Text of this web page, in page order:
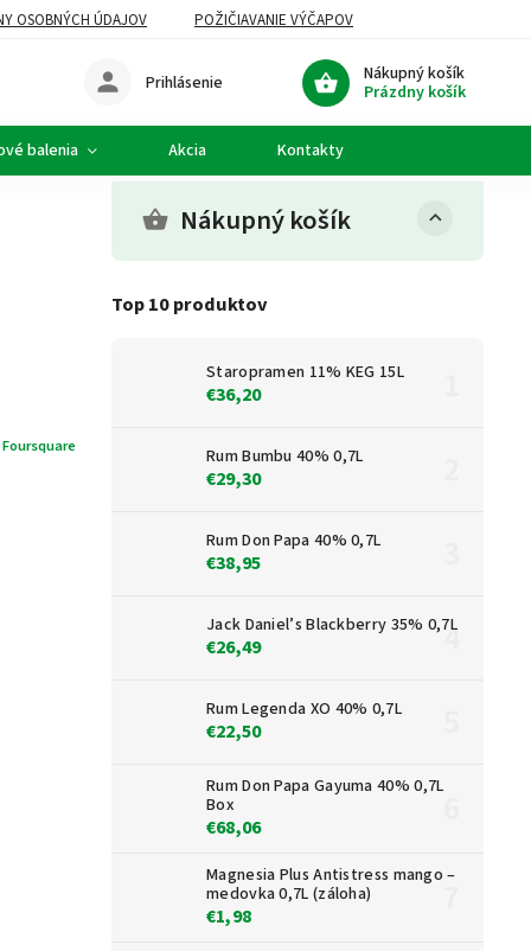
OSOBNÝCH ÚDAJOV POŽIČIAVANIE VÝČAPOV
Nákupný košík
Prázdny košík
Prihlásenie
balenia Akcia Kontakty
Nákupný košík
Top 10 produktov
Staropramen 11% KEG 15L
€36,20
Rum Bumbu 40% 0,7L
€29,30
Rum Don Papa 40% 0,7L
€38,95
Jack Daniel’s Blackberry 35% 0,7L
€26,49
Rum Legenda XO 40% 0,7L
€22,50
Rum Don Papa Gayuma 40% 0,7L
Box
€68,06
Magnesia Plus Antistress mango –
medovka 0,7L (záloha)
€1,98
Foursquare